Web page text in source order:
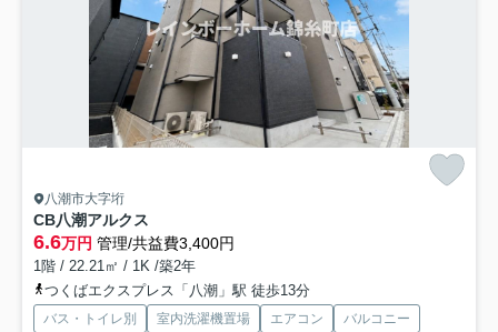
八潮市大字垳
CB八潮アルクス
6.6万円 管理/共益費3,400円
1階 / 22.21㎡ / 1K /築2年
つくばエクスプレス「八潮」駅 徒歩13分
バス・トイレ別 室内洗濯機置場 エアコン バルコニー